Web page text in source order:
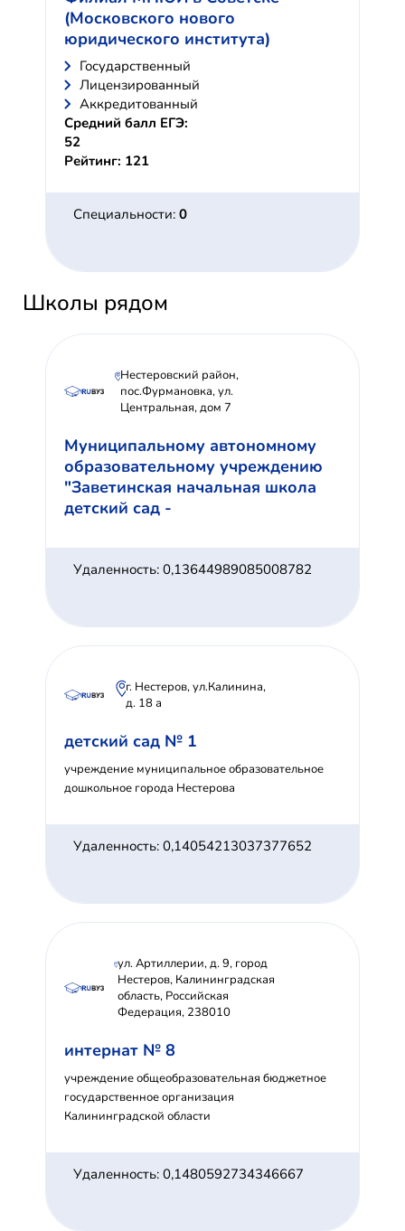
(Московского нового
юридического института)
Государственный
Лицензированный
Аккредитованный
Средний балл ЕГЭ:
52
Рейтинг: 121
Специальности: 0
Школы рядом
Нестеровский район,
пос.Фурмановка, ул.
Центральная, дом 7
Муниципальному автономному
образовательному учреждению
"Заветинская начальная школа
детский сад -
Удаленность: 0,13644989085008782
г. Нестеров, ул.Калинина,
д. 18 а
детский сад № 1
учреждение муниципальное образовательное
дошкольное города Нестерова
Удаленность: 0,14054213037377652
ул. Артиллерии, д. 9, город
Нестеров, Калининградская
область, Российская
Федерация, 238010
интернат № 8
учреждение общеобразовательная бюджетное
государственное организация
Калининградской области
Удаленность: 0,1480592734346667